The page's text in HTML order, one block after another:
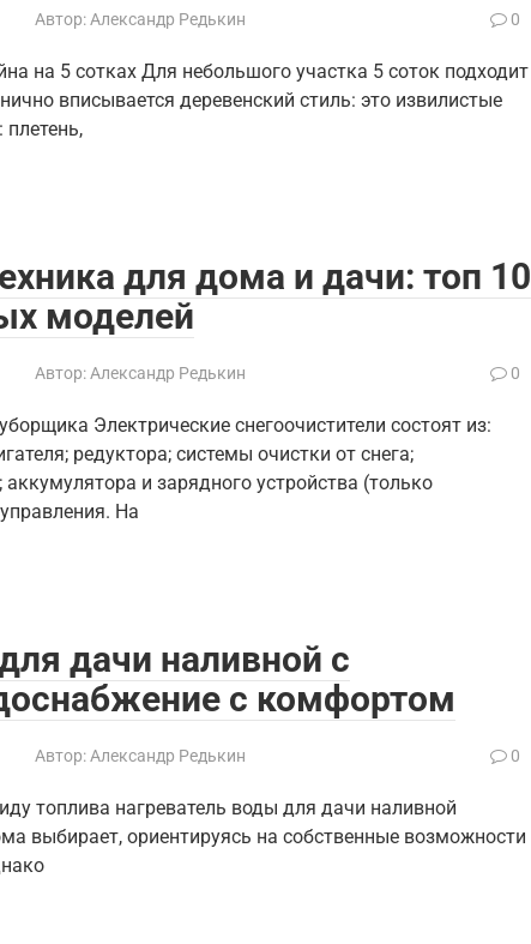
Автор: Александр Редькин 0
на 5 сотках Для небольшого участка 5 соток подходит
вписывается деревенский стиль: это извилистые
для дома и дачи: топ 10
моделей
Автор: Александр Редькин 0
Электрические снегоочистители состоят из:
редуктора; системы очистки от снега;
и зарядного устройства (только
На
дачи наливной с
с комфортом
Автор: Александр Редькин 0
топлива нагреватель воды для дачи наливной
выбирает, ориентируясь на собственные возможности